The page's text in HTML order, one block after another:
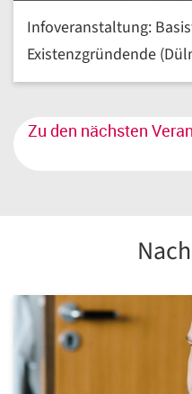
Infoveranstaltung:
Zu den nächsten